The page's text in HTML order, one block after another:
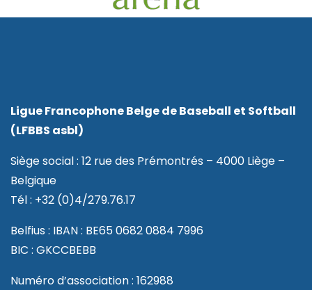
Ligue Francophone Belge de Baseball et Softball
(LFBBS asbl)
Siège social : 12 rue des Prémontrés – 4000 Liège –
Belgique
Tél : +32 (0)4/279.76.17
Belfius : IBAN : BE65 0682 0884 7996
BIC : GKCCBEBB
Numéro d’association : 162988